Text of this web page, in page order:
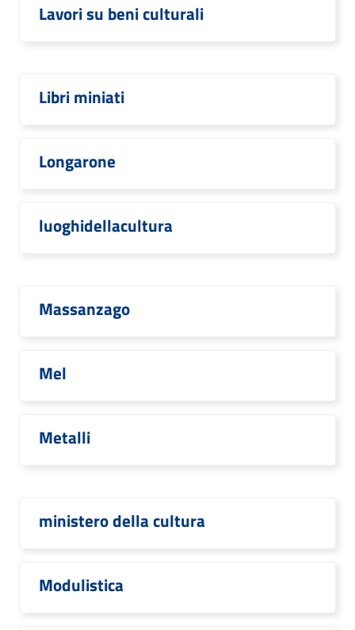
Lavori su beni culturali
Libri miniati
Longarone
luoghidellacultura
Massanzago
Mel
Metalli
ministero della cultura
Modulistica